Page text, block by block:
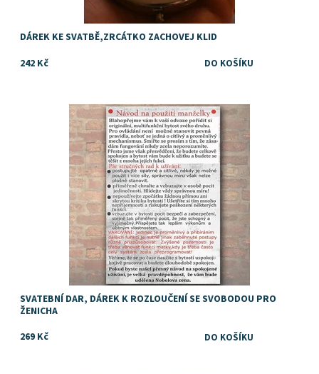
DÁREK KE SVATBĚ,ZRCÁTKO ZACHOVEJ KLID
242 Kč
Dostupnost: Skladem
SVATEBNÍ DAR, DÁREK K ROZLOUČENÍ SE SVOBODOU PRO
ŽENICHA
269 Kč